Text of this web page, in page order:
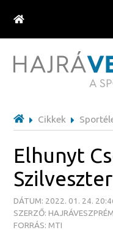
Cikkek
Elhunyt
Szilveszter
DÁTUM: 2022. 01. 24.
SZERZŐ:
FORRÁS: MTI